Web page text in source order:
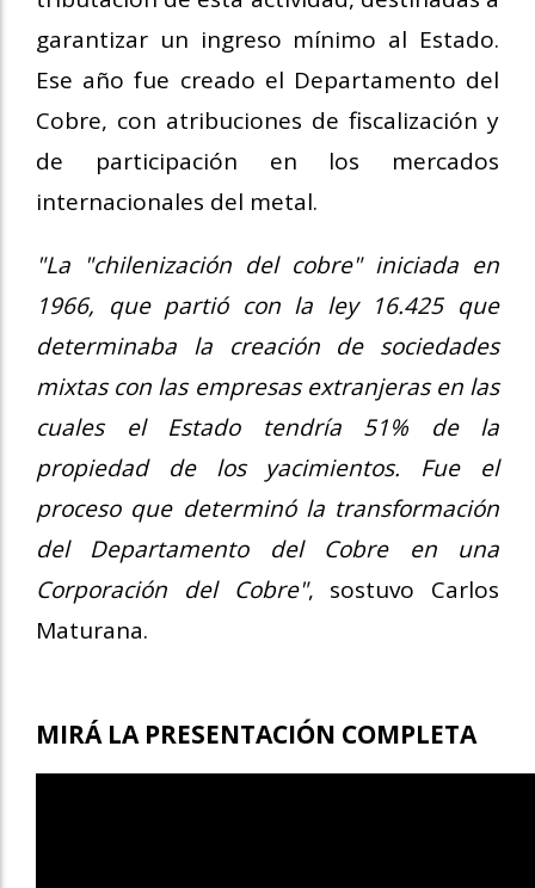
garantizar un ingreso mínimo al Estado.
Ese año fue creado el Departamento del
Cobre, con atribuciones de fiscalización y
de participación en los mercados
internacionales del metal.
"La "chilenización del cobre" iniciada en
1966, que partió con la ley 16.425 que
determinaba la creación de sociedades
mixtas con las empresas extranjeras en las
cuales el Estado tendría 51% de la
propiedad de los yacimientos. Fue el
proceso que determinó la transformación
del Departamento del Cobre en una
Corporación del Cobre", sostuvo Carlos
Maturana.
MIRÁ LA PRESENTACIÓN COMPLETA